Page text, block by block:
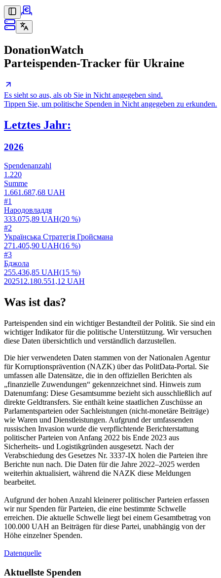
DonationWatch
Parteispenden-Tracker für Ukraine
Es sieht so aus, als ob Sie in Nicht angegeben sind.
Tippen Sie, um politische Spenden in Nicht angegeben zu erkunden.
Letztes Jahr:
2026
Spendenanzahl
1.220
Summe
1.661.687,68 UAH
#1
Народовладдя
333.075,89 UAH(20 %)
#2
Українська Стратегія Гройсмана
271.405,90 UAH(16 %)
#3
Бджола
255.436,85 UAH(15 %)
202512.180.551,12 UAH
Was ist das?
Parteispenden sind ein wichtiger Bestandteil der Politik. Sie sind ein
wichtiger Indikator für die politische Unterstützung. Wir versuchen
diese Daten übersichtlich und verständlich darzustellen.
Die hier verwendeten Daten stammen von der Nationalen Agentur
für Korruptionsprävention (NAZK) über das PolitData-Portal. Sie
umfassen alle Datensätze, die in den offiziellen Berichten als
„finanzielle Zuwendungen“ gekennzeichnet sind. Hinweis zum
Datenumfang: Diese Gesamtsumme bezieht sich ausschließlich auf
direkte Geldtransfers. Sie enthält keine staatlichen Zuschüsse an
Parlamentsparteien oder Sachleistungen (nicht-monetäre Beiträge)
wie Waren und Dienstleistungen. Aufgrund der umfassenden
russischen Invasion wurde die verpflichtende Berichterstattung
politischer Parteien von Anfang 2022 bis Ende 2023 aus
Sicherheits- und Logistikgründen ausgesetzt. Nach der
Verabschiedung des Gesetzes Nr. 3337-IX holen die Parteien ihre
Berichte nun nach. Die Daten für die Jahre 2022–2025 werden
weiterhin aktualisiert, während die NAZK diese Meldungen
bearbeitet.
Aufgrund der hohen Anzahl kleinerer politischer Parteien erfassen
wir nur Spenden für Parteien, die eine bestimmte Schwelle
erreichen. Die aktuelle Schwelle liegt bei einem Gesamtbetrag von
100.000 UAH an Beiträgen für diese Partei, unabhängig von der
Höhe einzelner Spenden.
Datenquelle
Aktuellste Spenden